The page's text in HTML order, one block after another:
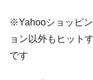
※Yahooショッピ
ョン以外もヒット
です